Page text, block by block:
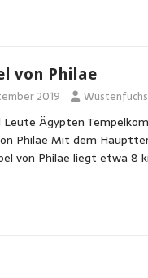
von Philae
2019 Wüstenfuchs
Leute Ägypten
Philae Mit dem
von Philae liegt etwa 8